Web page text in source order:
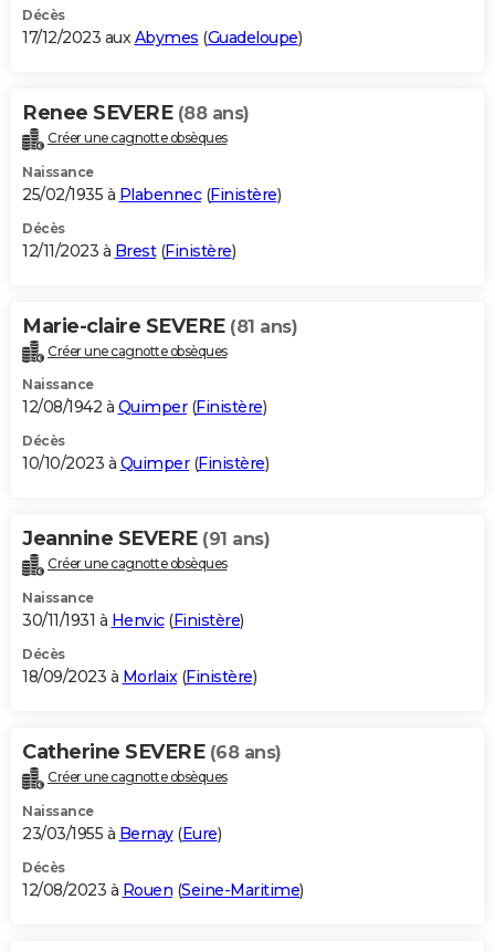
Décès
17/12/2023 auxAbymes (Guadeloupe)
Renee SEVERE (88 ans)
Créer une cagnotte obsèques
Naissance
25/02/1935 à Plabennec(Finistère)
Décès
12/11/2023 à Brest(Finistère)
Marie-claire SEVERE (81 ans)
Créer une cagnotte obsèques
Naissance
12/08/1942 à Quimper(Finistère)
Décès
10/10/2023 à Quimper(Finistère)
Jeannine SEVERE (91 ans)
Créer une cagnotte obsèques
Naissance
30/11/1931 à Henvic(Finistère)
Décès
18/09/2023 à Morlaix(Finistère)
Catherine SEVERE (68 ans)
Créer une cagnotte obsèques
Naissance
23/03/1955 à Bernay(Eure)
Décès
12/08/2023 à Rouen (Seine-Maritime)